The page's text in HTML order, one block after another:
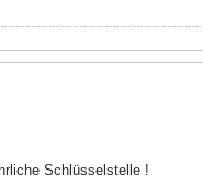
Schlüsselstelle !